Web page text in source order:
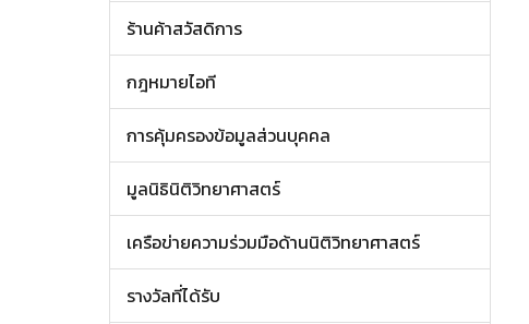
ร้านค้าสวัสดิการ
กฎหมายไอที
การคุ้มครองข้อมูลส่วนบุคคล
มูลนิธินิติวิทยาศาสตร์
เครือข่ายความร่วมมือด้านนิติวิทยาศาสตร์
รางวัลที่ได้รับ